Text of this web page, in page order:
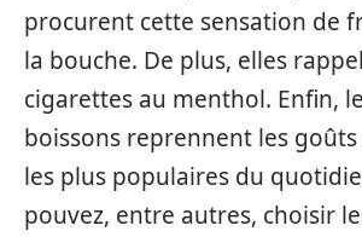
procurent cette sensation de
la bouche. De plus, elles
cigarettes au menthol. Enfin,
boissons reprennent les
les plus populaires du
pouvez, entre autres, choisir